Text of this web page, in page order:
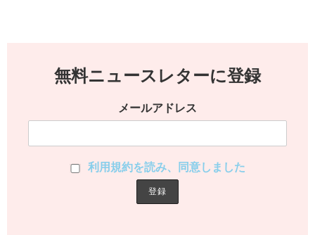
無料ニュースレターに登録
メールアドレス
利用規約を読み、同意しました